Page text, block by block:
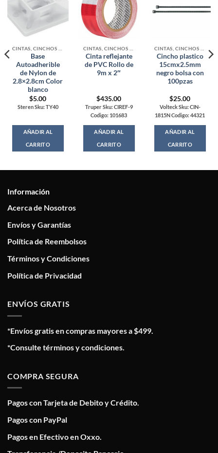
Base
Autoadherible
de Nylon de
2.8×2.8cm Color
blanco
$5.00
Steren Sku: TY40
AÑADIR AL
CARRITO
Cinta reflejante
de PVC Rollo de
9m x 2″
$435.00
Truper Sku: CIREF-9
Codigo: 101683
AÑADIR AL
CARRITO
Cincho plastico
15cmx2.5mm
negro bolsa con
100pzas
$25.00
Volteck Sku: CIN-
1815N Codigo: 44321
AÑADIR AL
CARRITO
Información
Acerca de Nosotros
Envíos y Garantías
Política de Reembolsos
Términos y Condiciones
Política de Privacidad
ENVÍOS GRATIS
*Envíos gratis en compras mayores a $499.
*Consulte términos y condiciones.
COMPRA SEGURA
Pagos con Tarjeta de Debito y Crédito.
Pagos con PayPal
Pagos en Efectivo en Oxxo.